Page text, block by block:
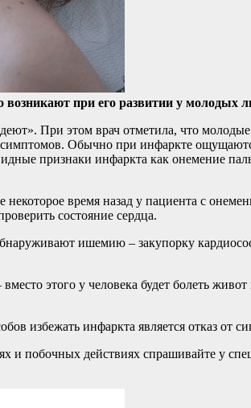
при его развитии у молодых
При этом врач отметила, что
Обычно при инфаркте
признаки инфаркта как онемение
время назад у пациента с
состояние сердца.
ишемию – закупорку
этого у человека будет болеть
избежать инфаркта является отказ от
побочных действиях спрашивайте у